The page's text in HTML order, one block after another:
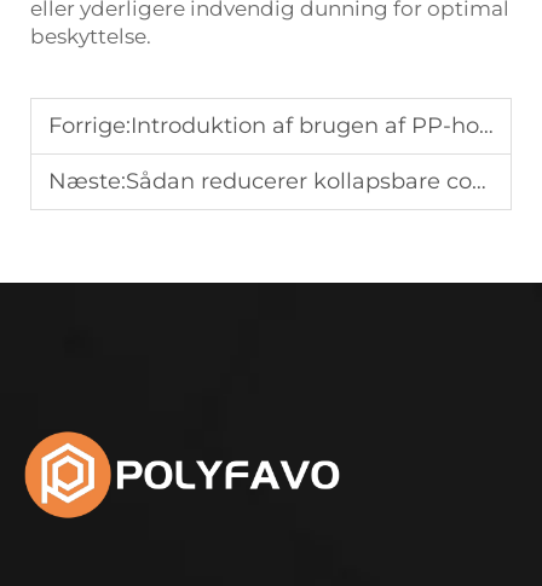
eller yderligere indvendig dunning for optimal
beskyttelse.
Forrige:Introduktion af brugen af PP-honningbårdplader
Næste:Sådan reducerer kollapsbare containere returfragtudgifter for leverandører